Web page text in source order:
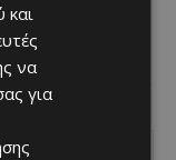
Κήπος
γνώσης και
και
να
για